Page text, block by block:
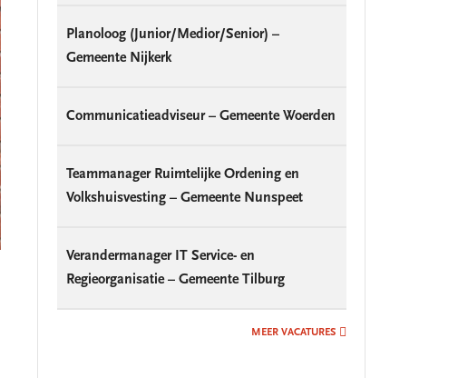
Planoloog (Junior/Medior/Senior) –
Gemeente Nijkerk
Communicatieadviseur – Gemeente Woerden
Teammanager Ruimtelijke Ordening en
Volkshuisvesting – Gemeente Nunspeet
Verandermanager IT Service- en
Regieorganisatie – Gemeente Tilburg
MEER VACATURES